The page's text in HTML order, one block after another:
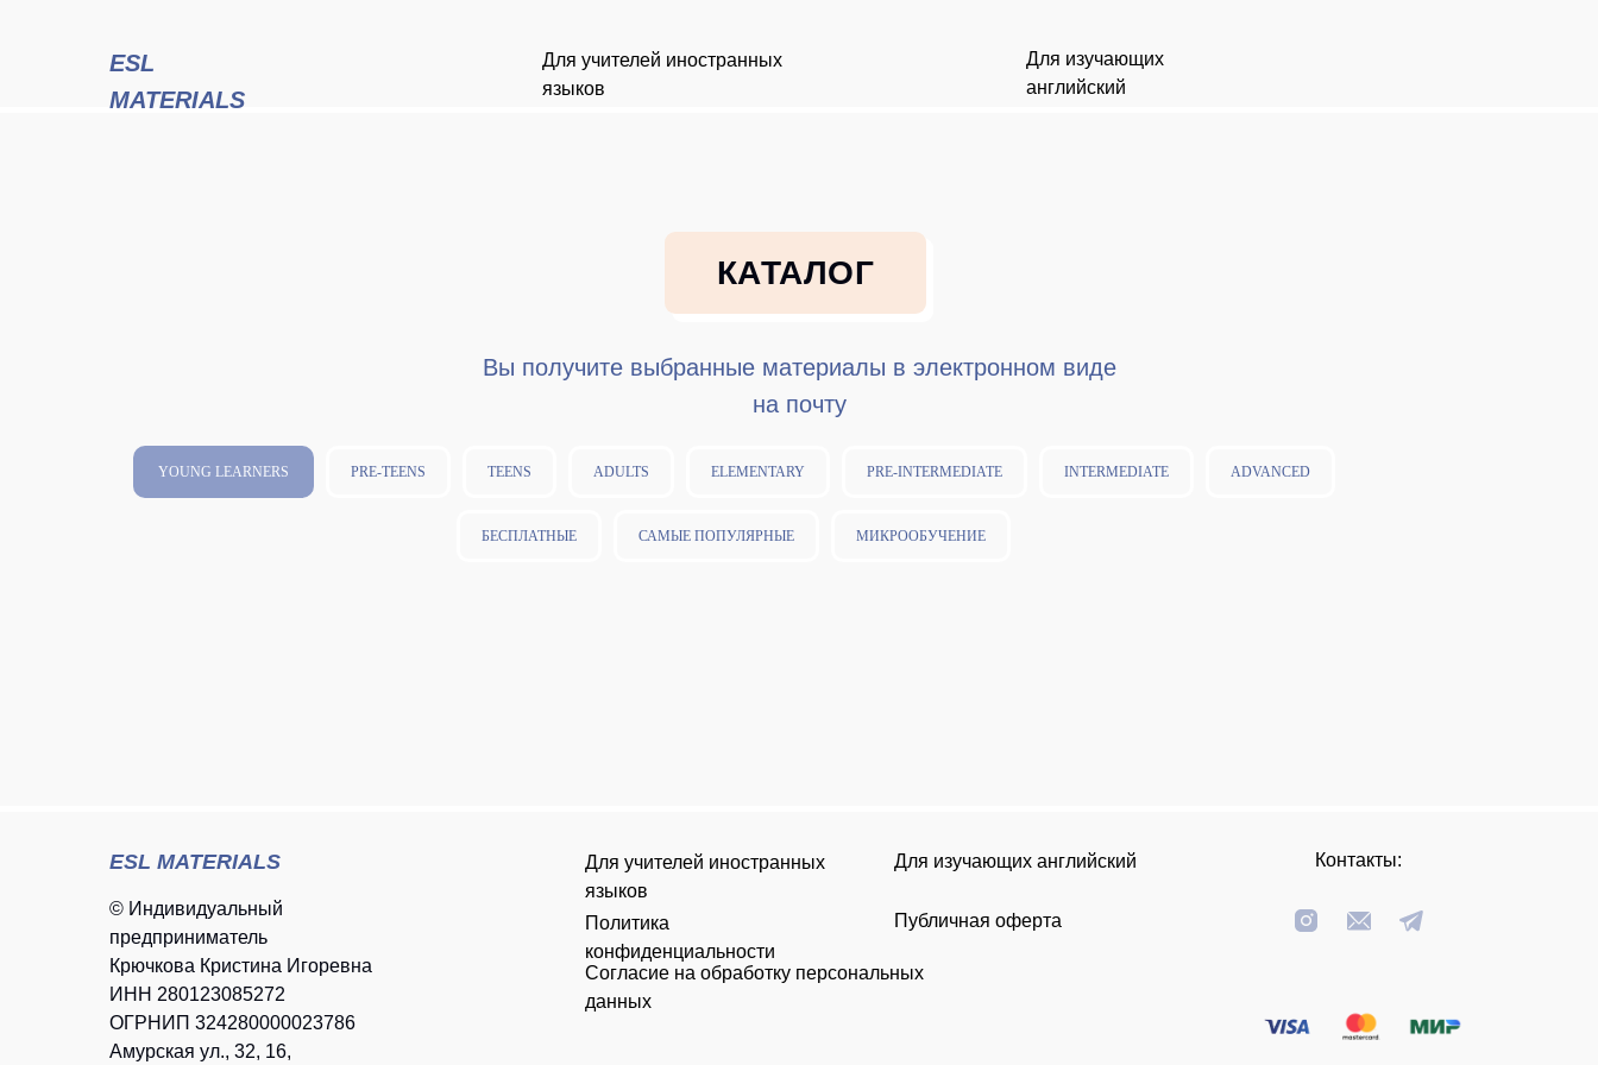
ESL
MATERIALS
Для учителей иностранных
языков
Для изучающих
английский
КАТАЛОГ
Вы получите выбранные материалы в электронном виде
на почту
YOUNG LEARNERS PRE-TEENS TEENS ADULTS ELEMENTARY PRE-INTERMEDIATE INTERMEDIATE ADVANCED
БЕСПЛАТНЫЕ САМЫЕ ПОПУЛЯРНЫЕ МИКРООБУЧЕНИЕ
Политика
конфиденциальности
Контакты:
Публичная оферта
Для изучающих английский
Для учителей иностранных
языков
ESL MATERIALS
© Индивидуальный
предприниматель
Крючкова Кристина Игоревна
ИНН 280123085272
ОГРНИП 324280000023786
Амурская ул., 32, 16,
Согласие на обработку персональных
данных